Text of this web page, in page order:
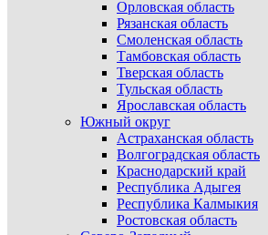
Орловская область
Рязанская область
Смоленская область
Тамбовская область
Тверская область
Тульская область
Ярославская область
Южный округ
Астраханская область
Волгоградская область
Краснодарский край
Республика Адыгея
Республика Калмыкия
Ростовская область